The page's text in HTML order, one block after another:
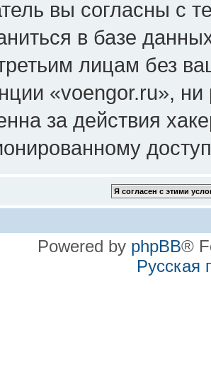
вы согласны с
в базе
лицам без
«voengor.ru»,
за действия
Powered by phpBB®
Русская